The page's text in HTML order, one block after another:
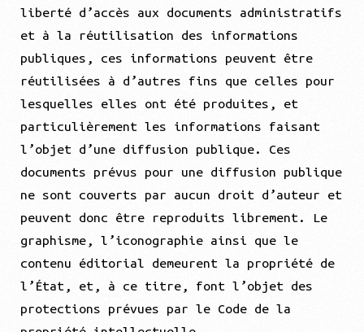
liberté d’accès aux documents administratifs
et à la réutilisation des informations
publiques, ces informations peuvent être
réutilisées à d’autres fins que celles pour
lesquelles elles ont été produites, et
particulièrement les informations faisant
l’objet d’une diffusion publique. Ces
documents prévus pour une diffusion publique
ne sont couverts par aucun droit d’auteur et
peuvent donc être reproduits librement. Le
graphisme, l’iconographie ainsi que le
contenu éditorial demeurent la propriété de
l’État, et, à ce titre, font l’objet des
protections prévues par le Code de la